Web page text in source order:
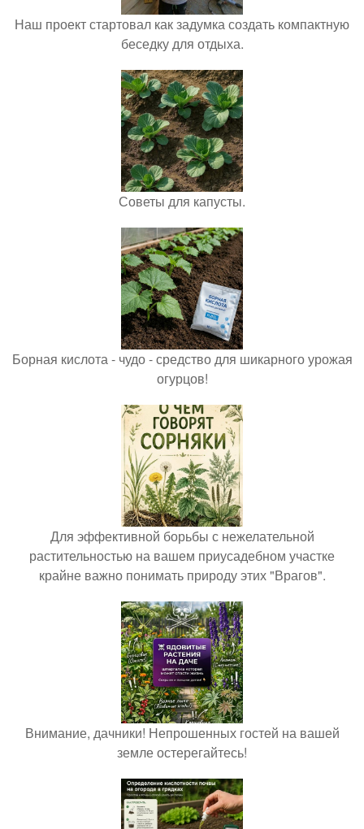
Наш проект стартовал как задумка создать компактную
беседку для отдыха.
Советы для капусты.
Борная кислота - чудо - средство для шикарного урожая
огурцов!
Для эффективной борьбы с нежелательной
растительностью на вашем приусадебном участке
крайне важно понимать природу этих "Врагов".
Внимание, дачники! Непрошенных гостей на вашей
земле остерегайтесь!